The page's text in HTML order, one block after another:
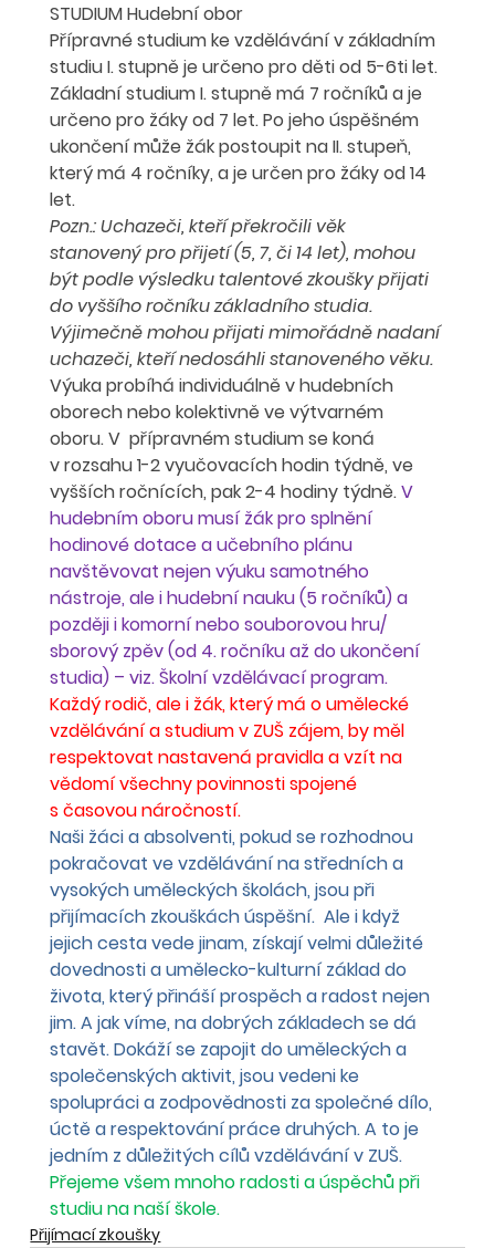
STUDIUM Hudební obor
Přípravné studium ke vzdělávání v základním
studiu I. stupně je určeno pro děti od 5-6ti let.
Základní studium I. stupně má 7 ročníků a je
určeno pro žáky od 7 let. Po jeho úspěšném
ukončení může žák postoupit na II. stupeň,
který má 4 ročníky, a je určen pro žáky od 14
let.
Pozn.: Uchazeči, kteří překročili věk
stanovený pro přijetí (5, 7, či 14 let), mohou
být podle výsledku talentové zkoušky přijati
do vyššího ročníku základního studia.
Výjimečně mohou přijati mimořádně nadaní
uchazeči, kteří nedosáhli stanoveného věku.
Výuka probíhá individuálně v hudebních
oborech nebo kolektivně ve výtvarném
oboru. V  přípravném studium se koná
v rozsahu 1-2 vyučovacích hodin týdně, ve
vyšších ročnících, pak 2-4 hodiny týdně. V
hudebním oboru musí žák pro splnění
hodinové dotace a učebního plánu
navštěvovat nejen výuku samotného
nástroje, ale i hudební nauku (5 ročníků) a
později i komorní nebo souborovou hru/
sborový zpěv (od 4. ročníku až do ukončení
studia) – viz. Školní vzdělávací program.
Každý rodič, ale i žák, který má o umělecké
vzdělávání a studium v ZUŠ zájem, by měl
respektovat nastavená pravidla a vzít na
vědomí všechny povinnosti spojené
s časovou náročností.
Naši žáci a absolventi, pokud se rozhodnou
pokračovat ve vzdělávání na středních a
vysokých uměleckých školách, jsou při
přijímacích zkouškách úspěšní.  Ale i když
jejich cesta vede jinam, získají velmi důležité
dovednosti a umělecko-kulturní základ do
života, který přináší prospěch a radost nejen
jim. A jak víme, na dobrých základech se dá
stavět. Dokáží se zapojit do uměleckých a
společenských aktivit, jsou vedeni ke
spolupráci a zodpovědnosti za společné dílo,
úctě a respektování práce druhých. A to je
jedním z důležitých cílů vzdělávání v ZUŠ.
Přejeme všem mnoho radosti a úspěchů při
studiu na naší škole.
Přijímací zkoušky